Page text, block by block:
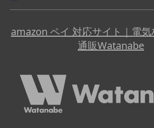
amazon ペイ 対応サイト｜電
通販Watanabe